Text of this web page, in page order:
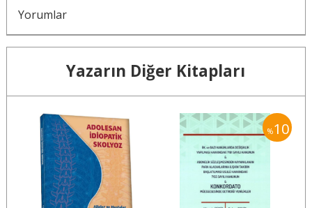
Yorumlar
Yazarın Diğer Kitapları
%10